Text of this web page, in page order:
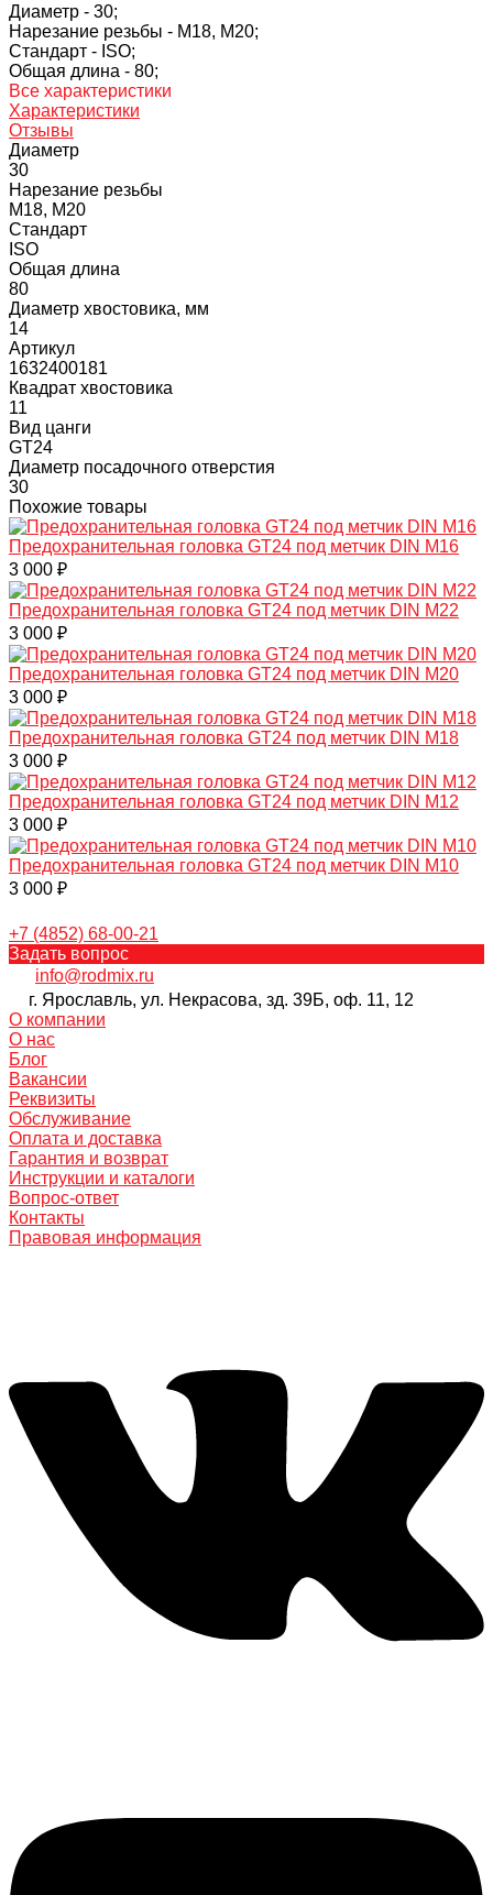
Диаметр - 30;
Нарезание резьбы - M18, M20;
Стандарт - ISO;
Общая длина - 80;
Все характеристики
Характеристики
Отзывы
Диаметр
30
Нарезание резьбы
M18, M20
Стандарт
ISO
Общая длина
80
Диаметр хвостовика, мм
14
Артикул
1632400181
Квадрат хвостовика
11
Вид цанги
GT24
Диаметр посадочного отверстия
30
Похожие товары
Предохранительная головка GT24 под метчик DIN M16
3 000 ₽
Предохранительная головка GT24 под метчик DIN M22
3 000 ₽
Предохранительная головка GT24 под метчик DIN M20
3 000 ₽
Предохранительная головка GT24 под метчик DIN M18
3 000 ₽
Предохранительная головка GT24 под метчик DIN M12
3 000 ₽
Предохранительная головка GT24 под метчик DIN M10
3 000 ₽
+7 (4852) 68-00-21
Задать вопрос
info@rodmix.ru
г. Ярославль, ул. Некрасова, зд. 39Б, оф. 11, 12
О компании
О нас
Блог
Вакансии
Реквизиты
Обслуживание
Оплата и доставка
Гарантия и возврат
Инструкции и каталоги
Вопрос-ответ
Контакты
Правовая информация